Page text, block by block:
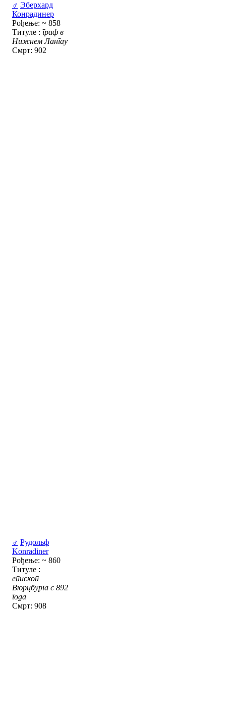
♂ Эберхард
Конрадинер
Рођење: ~ 858
Титуле : граф в
Нижнем Лангау
Смрт: 902
♂ Рудольф
Konradiner
Рођење: ~ 860
Титуле :
епископ
Вюрцбурга с 892
года
Смрт: 908